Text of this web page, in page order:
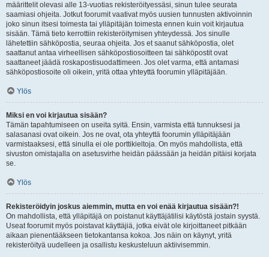
määrittelit olevasi alle 13-vuotias rekisteröityessäsi, sinun tulee seurata
saamiasi ohjeita. Jotkut foorumit vaativat myös uusien tunnusten aktivoinnin
joko sinun itsesi toimesta tai ylläpitäjän toimesta ennen kuin voit kirjautua
sisään. Tämä tieto kerrottiin rekisteröitymisen yhteydessä. Jos sinulle
lähetettiin sähköpostia, seuraa ohjeita. Jos et saanut sähköpostia, olet
saattanut antaa virheellisen sähköpostiosoitteen tai sähköpostit ovat
saattaneet jäädä roskapostisuodattimeen. Jos olet varma, että antamasi
sähköpostiosoite oli oikein, yritä ottaa yhteyttä foorumin ylläpitäjään.
Ylös
Miksi en voi kirjautua sisään?
Tämän tapahtumiseen on useita syitä. Ensin, varmista että tunnuksesi ja
salasanasi ovat oikein. Jos ne ovat, ota yhteyttä foorumin ylläpitäjään
varmistaaksesi, että sinulla ei ole porttikieltoja. On myös mahdollista, että
sivuston omistajalla on asetusvirhe heidän päässään ja heidän pitäisi korjata
se.
Ylös
Rekisteröidyin joskus aiemmin, mutta en voi enää kirjautua sisään?!
On mahdollista, että ylläpitäjä on poistanut käyttäjätilisi käytöstä jostain syystä.
Useat foorumit myös poistavat käyttäjiä, jotka eivät ole kirjoittaneet pitkään
aikaan pienentääkseen tietokantansa kokoa. Jos näin on käynyt, yritä
rekisteröityä uudelleen ja osallistu keskusteluun aktiivisemmin.